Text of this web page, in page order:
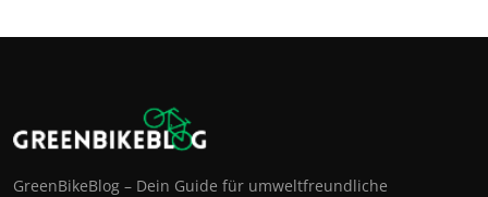
GreenBikeBlog – Dein Guide für umweltfreundliche